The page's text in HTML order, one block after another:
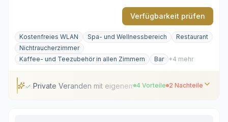
Verfügbarkeit prüfen
Kostenfreies WLAN Spa- und Wellnessbereich
Restaurant
Nichtraucherzimmer
Kaffee- und Teezubehör in allen Zimmern
Bar +4 mehr
Private Veranden mit eigenem Whirlpool
4 Vorteile 2 Nachteile